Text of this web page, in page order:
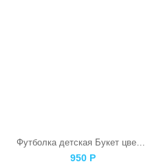
950 Р